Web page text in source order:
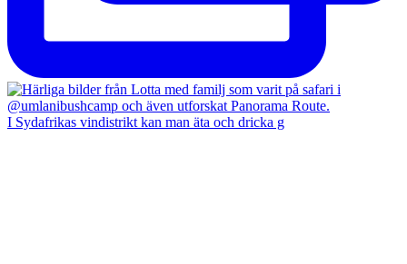
I Sydafrikas vindistrikt kan man äta och dricka g